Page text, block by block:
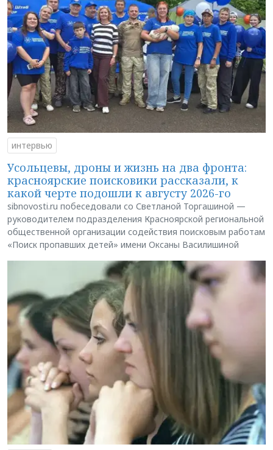
интервью
Усольцевы, дроны и жизнь на два фронта:
красноярские поисковики рассказали, к
какой черте подошли к августу 2026-го
sibnovosti.ru побеседовали со Светланой Торгашиной —
руководителем подразделения Красноярской региональной
общественной организации содействия поисковым работам
«Поиск пропавших детей» имени Оксаны Василишиной